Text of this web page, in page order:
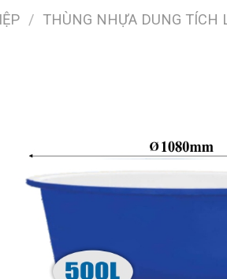
/ THÙNG NHỰA DUNG TÍCH